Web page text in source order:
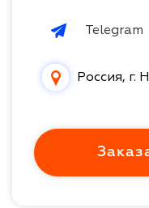
Telegram
Россия, г.